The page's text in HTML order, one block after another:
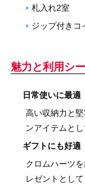
札入れ2室
ジップ付きコ
魅力と利用シ
日常使いに最適
高い収納力と
ンアイテムと
ギフトにも好適
クロムハーツ
レゼントとし